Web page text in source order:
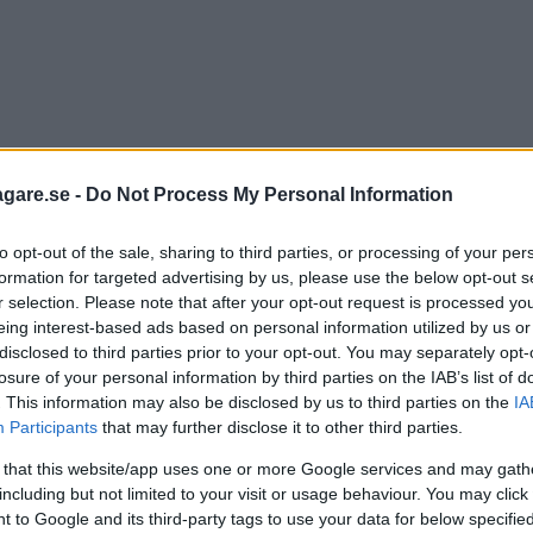
- Do Not Process My Personal Information
opt-out of the sale, sharing to third parties, or processing of your
for targeted advertising by us, please use the below opt-out
selection. Please note that after your opt-out request is processed
interest-based ads based on personal information utilized by us
to third parties prior to your opt-out. You may separately
of your personal information by third parties on the IAB’s list of
This information may also be disclosed by us to third parties on the
Participants that may further disclose it to other third parties.
that this website/app uses one or more Google services and may
but not limited to your visit or usage behaviour. You may
to Google and its third-party tags to use your data for below
då ett insugsrör av plast kan smälta av den värme
lett till brand, men inga personskador eller olyckor
507 000 bilar globalt och 86 000 bilar i Sverige.
av årsmodell 2014-2019. Hit hör bland annat
bilägare för att göra dem uppmärksamma på om
problemet. Fram till dess ber vi våra kunder vara